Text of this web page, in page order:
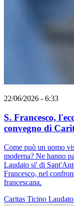
22/06/2026 - 6:33
S. Francesco,
convegno di
Come può un uomo
moderna? Ne hanno
Laudato si' di
Francesco, nel
francescana.
Caritas Ticino